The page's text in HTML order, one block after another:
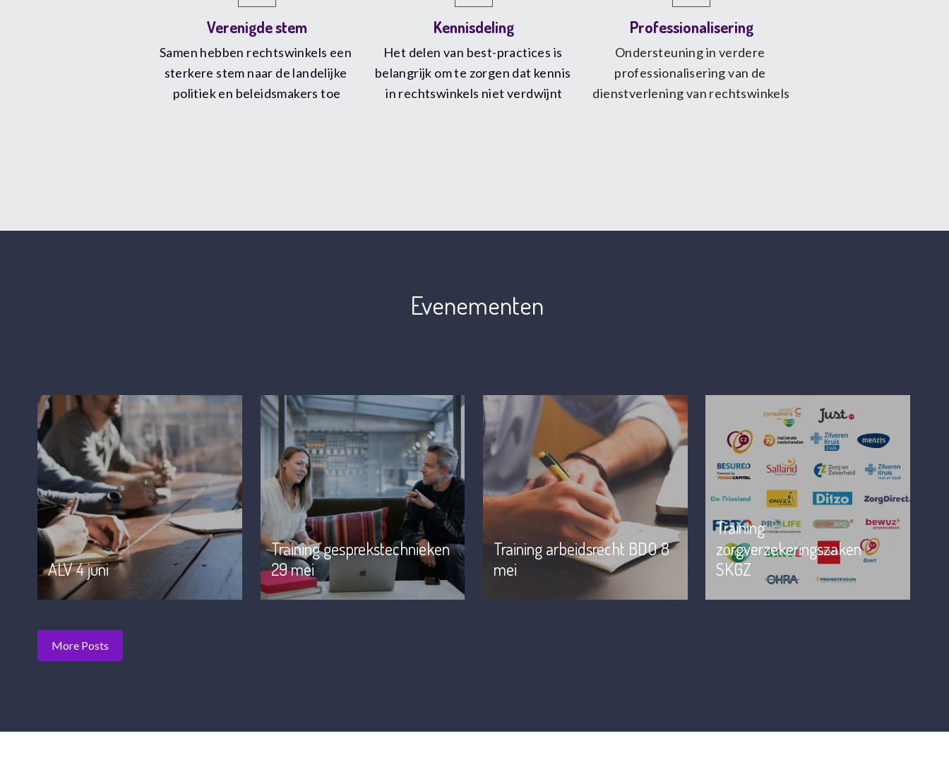
Verenigde stem
Samen hebben rechtswinkels een
sterkere stem naar de landelijke
politiek en beleidsmakers toe
Kennisdeling
Het delen van best-practices is
belangrijk om te zorgen dat kennis
in rechtswinkels niet verdwijnt
Professionalisering
Ondersteuning in verdere
professionalisering van de
dienstverlening van rechtswinkels
ALV 4 juni
Training gesprekstechnieken
29 mei
Training arbeidsrecht BDO 8
mei
Training
zorgverzekeringszaken
More Posts